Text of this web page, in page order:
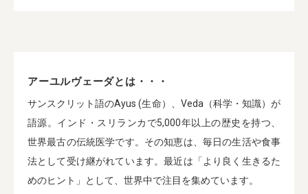
アーユルヴェーダとは・・・
サンスクリット語のAyus (生命）、Veda（科学・知識）が
語源。インド・スリランカで5,000年以上の歴史を持つ、
世界最古の伝統医学です。その知恵は、毎日の生活や食事
法として受け継がれています。最近は「より良く生きるた
めのヒント」として、世界中で注目を集めています。